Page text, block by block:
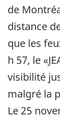
de
distance
que les
h 57, le
visibilité
malgré la
Le 25